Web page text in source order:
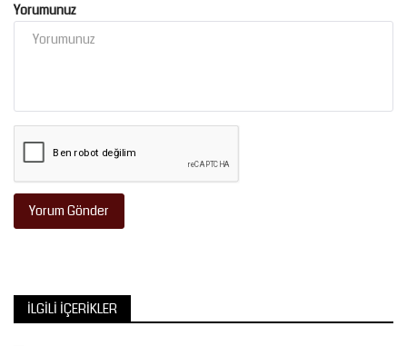
Yorumunuz
Yorum Gönder
İLGILI İÇERIKLER